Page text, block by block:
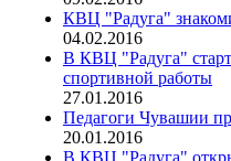
КВЦ "Радуга"
04.02.2016
В КВЦ "Радуга"
спортивной работы
27.01.2016
Педагоги Чувашии
20.01.2016
В КВЦ "Радуга"